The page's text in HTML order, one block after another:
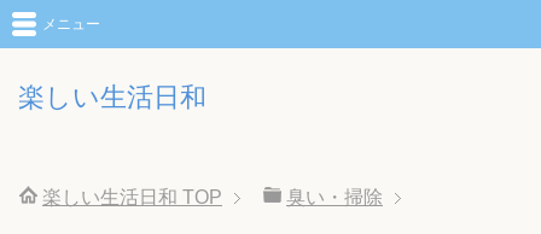
楽しい生活日和
メニュー
楽しい生活日和 TOP 臭い・掃除